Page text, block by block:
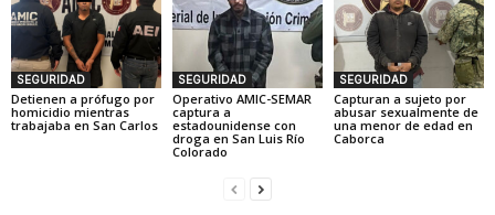
SEGURIDAD
Detienen a prófugo por
homicidio mientras
trabajaba en San Carlos
SEGURIDAD
Operativo AMIC-SEMAR
captura a
estadounidense con
droga en San Luis Río
Colorado
SEGURIDAD
Capturan a sujeto por
abusar sexualmente de
una menor de edad en
Caborca